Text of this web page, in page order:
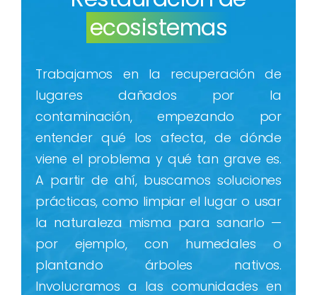
ecosistemas
Trabajamos en la recuperación de
lugares dañados por la
contaminación, empezando por
entender qué los afecta, de dónde
viene el problema y qué tan grave es.
A partir de ahí, buscamos soluciones
prácticas, como limpiar el lugar o usar
la naturaleza misma para sanarlo —
por ejemplo, con humedales o
plantando árboles nativos.